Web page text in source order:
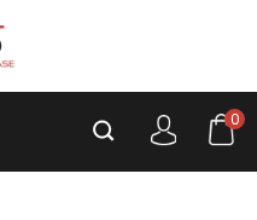
0